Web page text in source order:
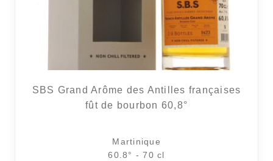
SBS Grand Arôme des Antilles françaises
fût de bourbon 60,8°
Martinique
60.8° - 70 cl